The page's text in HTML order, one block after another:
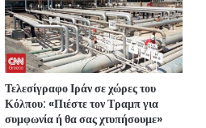
Τελεσίγραφο Ιράν σε χώρες του
Κόλπου: «Πιέστε τον Τραμπ για
συμφωνία ή θα σας χτυπήσουμε»